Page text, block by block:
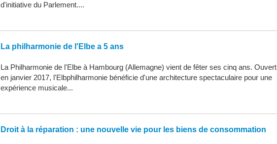
d'initiative du Parlement....
La philharmonie de l'Elbe a 5 ans
La Philharmonie de l'Elbe à Hambourg (Allemagne) vient de fêter ses cinq ans. Ouvert
en janvier 2017, l'Elbphilharmonie bénéficie d'une architecture spectaculaire pour une
expérience musicale...
Droit à la réparation : une nouvelle vie pour les biens de consommation